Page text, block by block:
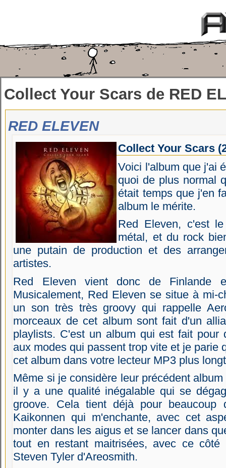
Collect Your Scars de RED
RED ELEVEN
Collect Your Scars
Voici l'album que j'ai
quoi de plus normal
était temps que j'en
album le mérite.
Red Eleven, c'est
métal, et du rock
une putain de production et des
artistes.
Red Eleven vient donc de Finlande
Musicalement, Red Eleven se situe à mi-
un son très très groovy qui rappelle
morceaux de cet album sont fait d'un
playlists. C'est un album qui est fait pour
aux modes qui passent trop vite et je parie
cet album dans votre lecteur MP3 plus
Même si je considère leur précédent
il y a une qualité inégalable qui se
groove. Cela tient déjà pour
Kaikonnen qui m'enchante, avec cet
monter dans les aigus et se lancer dans
tout en restant maitrisées, avec ce
Steven Tyler d'Areosmith.